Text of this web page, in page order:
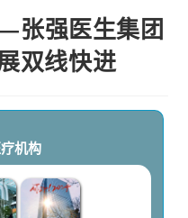
张强医生集团
双线快进
机构